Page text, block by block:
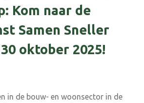
Kom naar de
Samen Sneller
oktober 2025!
in de bouw- en woonsector in de